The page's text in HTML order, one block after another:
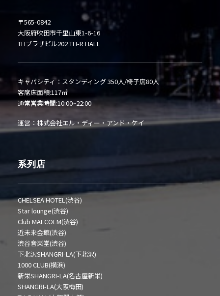
〒565-0842
大阪府吹田市千里山東1-6-16
THプラザビル202 TH-R HALL
キャパシティ：スタンディング 350人/椅子席80人
客席床面積:117㎡
通常営業時間:10:00~22:00
運営：株式会社エル・ディー・アンド・ケイ
系列店
CHELSEA HOTEL(渋谷)
Star lounge(渋谷)
Club MALCOLM(渋谷)
近未来会館(渋谷)
渋谷音楽堂(渋谷)
下北沢SHANGRI-LA(下北沢)
1000 CLUB(横浜)
新栄SHANGRI-LA(名古屋新栄)
SHANGRI-LA(大阪梅田)